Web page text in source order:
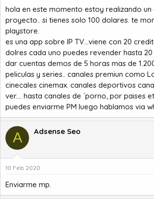
hola en este momento estoy realizando un
proyecto.. si tienes solo 100 dolares. te
playstore.
es una app sobre IP TV...viene con 20
dolres cada uno puedes revender hasta
dar cuentas demos de 5 horas mas de
peliculas y series.. canales premiun como
cinecales cinemax. canales deportivos
ver.... hasta canales de ´porno, por paises
puedes enviarme PM luego hablamos via
A Adsense Seo
10 Feb 2020
Enviarme mp.